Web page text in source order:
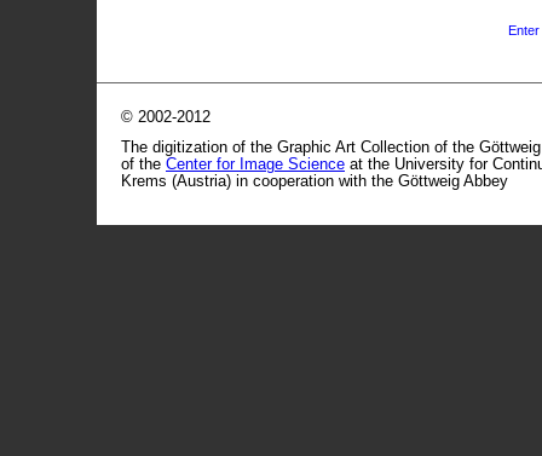
© 2002-2012
The digitization of the Graphic Art Collection of the
of the Center for Image Science at the University for
Krems (Austria) in cooperation with the Göttweig Abbey